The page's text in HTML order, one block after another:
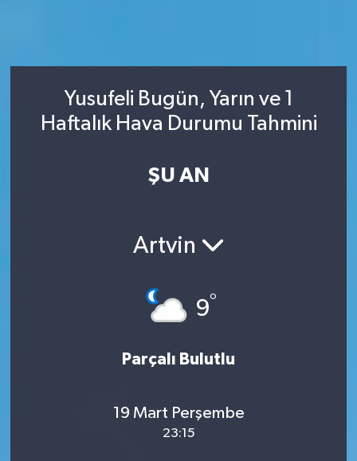
Yusufeli Bugün, Yarın ve 1
Haftalık Hava Durumu Tahmini
ŞU AN
Artvin
9°
Parçalı Bulutlu
19 Mart Perşembe
23:15